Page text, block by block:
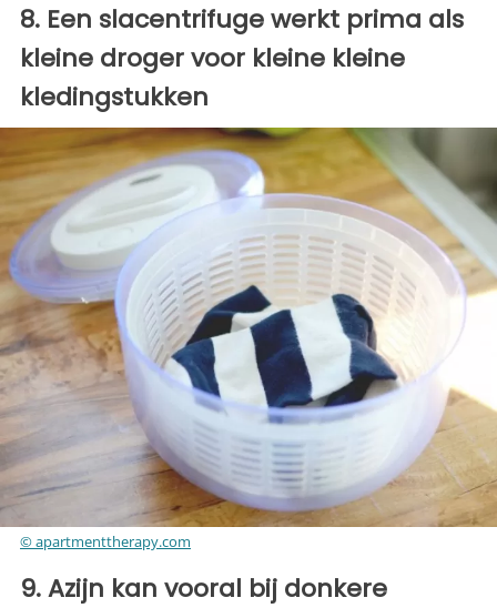
8. Een slacentrifuge werkt prima als
kleine droger voor kleine kleine
kledingstukken
© apartmenttherapy.com
9. Azijn kan vooral bij donkere